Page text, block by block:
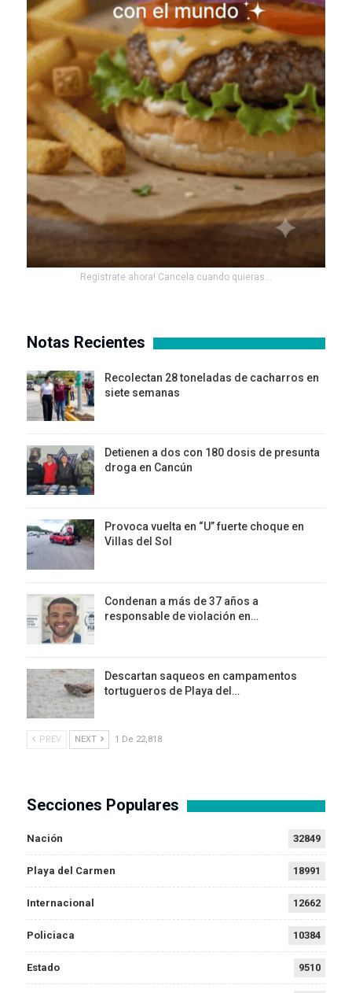
Registrate ahora! Cancela cuando quieras...
Notas Recientes
Recolectan 28 toneladas de cacharros en
siete semanas
Detienen a dos con 180 dosis de presunta
droga en Cancún
Provoca vuelta en “U” fuerte choque en
Villas del Sol
Condenan a más de 37 años a
responsable de violación en…
Descartan saqueos en campamentos
tortugueros de Playa del…
PREV NEXT 1 De 22,818
Secciones Populares
Nación 32849
Playa del Carmen 18991
Internacional 12662
Policiaca 10384
Estado 9510